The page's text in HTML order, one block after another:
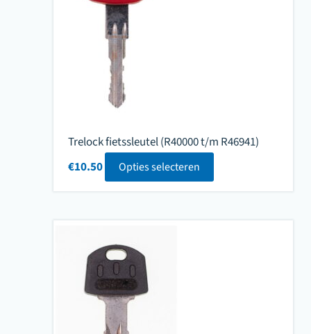
Trelock fietssleutel (R40000 t/m R46941)
€10.50 Opties selecteren